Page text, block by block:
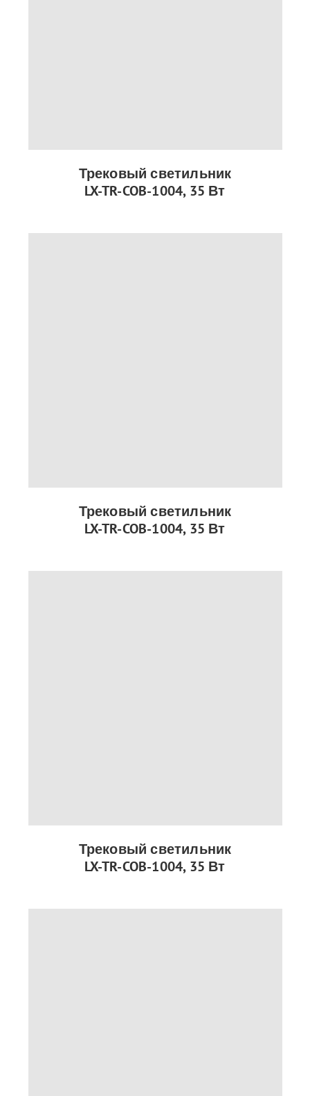
Трековый светильник
LX-TR-COB-1004, 35 Вт
Трековый светильник
LX-TR-COB-1004, 35 Вт
Трековый светильник
LX-TR-COB-1004, 35 Вт